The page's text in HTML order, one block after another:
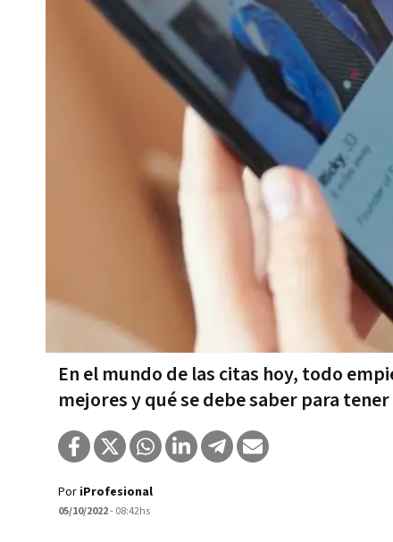
En el mundo de las citas hoy, todo
mejores y qué se debe saber para
Por iProfesional
05/10/2022- 08:42hs